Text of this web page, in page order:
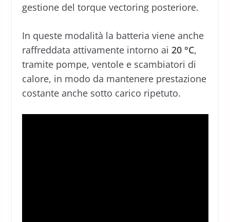
gestione del torque vectoring posteriore.
In queste modalità la batteria viene anche
raffreddata attivamente intorno ai 20 °C,
tramite pompe, ventole e scambiatori di
calore, in modo da mantenere prestazione
costante anche sotto carico ripetuto.